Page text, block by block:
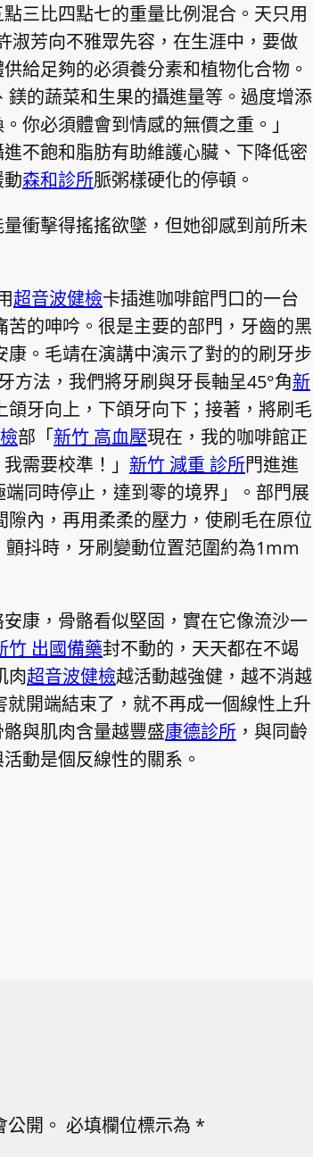
三比四點七的重量比例混合。天只用
淑芳向不雅眾先容，在生涯中，要做
給足夠的必須養分素和植物化合物。
鎂的蔬菜和生果的攝進量等。過度增添
你必須體會到情感的無價之重。」
不飽和脂肪有助維護心臟、下降低密
森和診所脈粥樣硬化的停頓。
衝擊得搖搖欲墜，但她卻感到前所未
超音波健檢卡插進咖啡館門口的一台
的呻吟。很是主要的部門，牙齒的黑
康。毛靖在演講中演示了對的的刷牙步
方法，我們將牙刷與牙長軸呈45°角新
頜牙向上，下頜牙向下；接著，將刷毛
部「新竹 高血壓現在，我的咖啡館正
需要校準！」 新竹 減重 診所門進進
同時停止，達到零的境界」。部門展
隙內，再用柔柔的壓力，使刷毛在原位
抖時，牙刷變動位置范圍約為1mm
康，骨骼看似堅固，實在它像流沙一
竹 出國備藥封不動的，天天都在不竭
肉超音波健檢越活動越強健，越不消越
開端結束了，就不再成一個線性上升
與肌肉含量越豐盛康德診所 ，與同齡
動是個反線性的關系。
開。 必填欄位標示為 *